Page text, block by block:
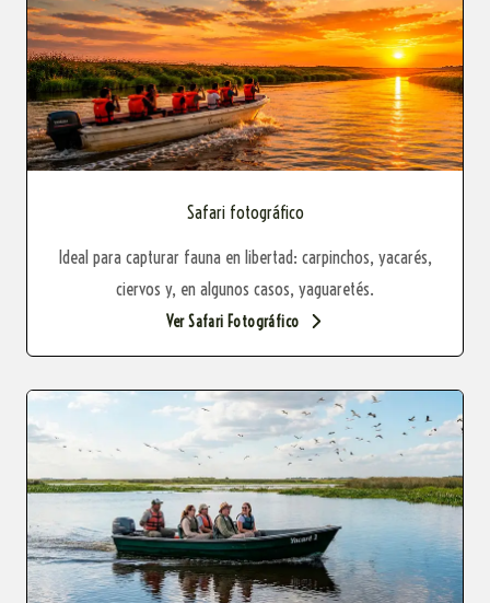
Safari fotográfico
Ideal para capturar fauna en libertad: carpinchos, yacarés,
ciervos y, en algunos casos, yaguaretés.
Ver Safari Fotográfico